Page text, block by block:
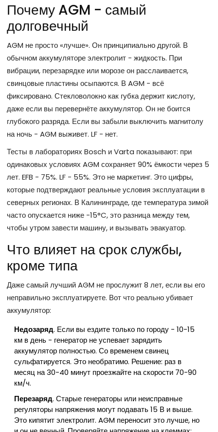
Почему AGM - самый
долговечный
AGM не просто «лучше». Он принципиально другой. В
обычном аккумуляторе электролит - жидкость. При
вибрации, перезарядке или морозе он расслаивается,
свинцовые пластины осыпаются. В AGM - всё
фиксировано. Стекловолокно как губка держит кислоту,
даже если вы перевернёте аккумулятор. Он не боится
глубокого разряда. Если вы забыли выключить магнитолу
на ночь - AGM выживет. LF - нет.
Тесты в лабораториях Bosch и Varta показывают: при
одинаковых условиях AGM сохраняет 90% ёмкости через 5
лет. EFB - 75%. LF - 55%. Это не маркетинг. Это цифры,
которые подтверждают реальные условия эксплуатации в
северных регионах. В Калининграде, где температура зимой
часто опускается ниже -15°C, это разница между тем,
чтобы утром завести машину, и вызывать эвакуатор.
Что влияет на срок службы,
кроме типа
Даже самый лучший AGM не прослужит 8 лет, если вы его
неправильно эксплуатируете. Вот что реально убивает
аккумулятор:
Недозаряд. Если вы ездите только по городу - 10-15
км в день - генератор не успевает зарядить
аккумулятор полностью. Со временем свинец
сульфатируется. Это необратимо. Решение: раз в
месяц на 30-40 минут проезжайте на скорости 70-90
км/ч.
Перезаряд. Старые генераторы или неисправные
регуляторы напряжения могут подавать 15 В и выше.
Это кипятит электролит. AGM переносит это лучше, но